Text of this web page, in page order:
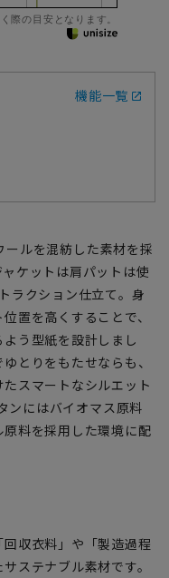
際の目安となります。
機能一覧
ールを混紡した素材を採
ケットは肩パットは使
ラクション仕立て。身
置を高くすることで、
う型紙を設計しまし
とりをもたせならも、
スマートなシルエット
ンにはバイオマス原料
料を採用した環境に配
収衣料」や「製造過程
ステナブル素材です。